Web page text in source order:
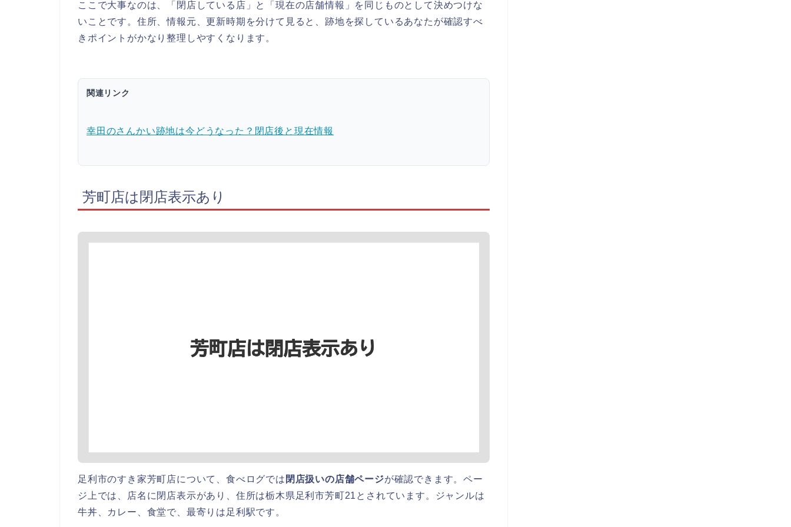
ここで大事なのは、「閉店している店」と「現在の店舗情報」を同じものとして決めつけな
いことです。住所、情報元、更新時期を分けて見ると、跡地を探しているあなたが確認すべ
きポイントがかなり整理しやすくなります。
関連リンク
幸田のさんかい跡地は今どうなった？閉店後と現在情報
芳町店は閉店表示あり
足利市のすき家芳町店について、食べログでは 閉店扱いの店舗ページが確認できます。ペー
ジ上では、店名に閉店表示があり、住所は栃木県足利市芳町21とされています。ジャンルは
牛丼、カレー、食堂で、最寄りは足利駅です。